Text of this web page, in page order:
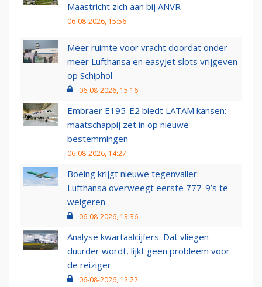
Maastricht zich aan bij ANVR
06-08-2026, 15:56
Meer ruimte voor vracht doordat onder
meer Lufthansa en easyJet slots vrijgeven
op Schiphol
06-08-2026, 15:16
Embraer E195-E2 biedt LATAM kansen:
maatschappij zet in op nieuwe
bestemmingen
06-08-2026, 14:27
Boeing krijgt nieuwe tegenvaller:
Lufthansa overweegt eerste 777-9’s te
weigeren
06-08-2026, 13:36
Analyse kwartaalcijfers: Dat vliegen
duurder wordt, lijkt geen probleem voor
de reiziger
06-08-2026, 12:22